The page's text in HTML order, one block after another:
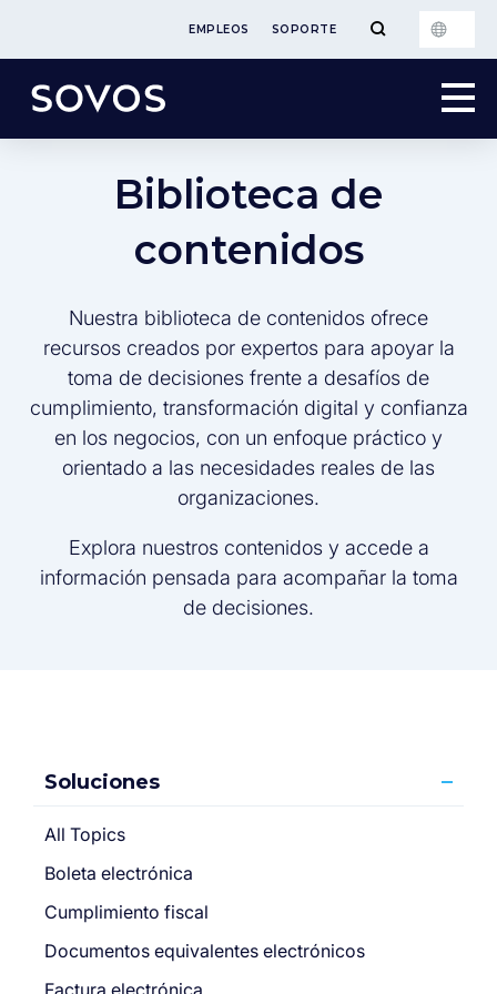
EMPLEOS SOPORTE
Biblioteca de
contenidos
Nuestra biblioteca de contenidos ofrece
recursos creados por expertos para apoyar la
toma de decisiones frente a desafíos de
cumplimiento, transformación digital y confianza
en los negocios, con un enfoque práctico y
orientado a las necesidades reales de las
organizaciones.
Explora nuestros contenidos y accede a
información pensada para acompañar la toma
de decisiones.
Soluciones
All Topics
Boleta electrónica
Cumplimiento fiscal
Documentos equivalentes electrónicos
Factura electrónica